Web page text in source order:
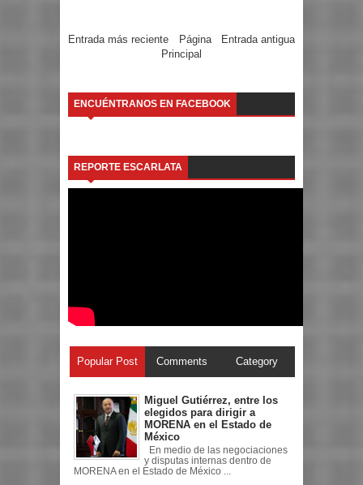
Entrada más reciente Entrada antigua
Página
Principal
ENCUÉNTRANOS EN FACEBOOK
REPORTE ESCARLATA
Popular Post Comments Category
Miguel Gutiérrez, entre los
elegidos para dirigir a
MORENA en el Estado de
México
En medio de las negociaciones
y disputas internas dentro de
MORENA en el Estado de México ...